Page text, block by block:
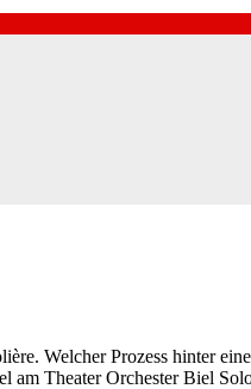
Welcher Prozess hinter
am Theater Orchester Biel